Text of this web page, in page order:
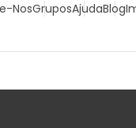
NosGruposAjudaBlog